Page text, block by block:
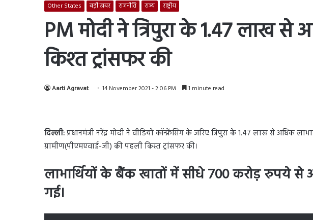
Other States बड़ी ख़बर राजनीति राज्य राष्ट्रीय
PM मोदी ने त्रिपुरा के 1.47 लाख
किश्त ट्रांसफर की
Aarti Agravat 14 November 2021 - 2:06 PM 1 minute read
दिल्ली:प्रधानमंत्री नरेंद्र मोदी ने वीडियो कॉन्फ्रेंसिंग के जरिए त्रिपुरा के 1.47 लाख से अधिक
ग्रामीण(पीएमएवाई-जी) की पहली किस्त ट्रांसफर की।
लाभार्थियों के बैंक खातों में सीधे 700 करोड़ रुपये से
गई।